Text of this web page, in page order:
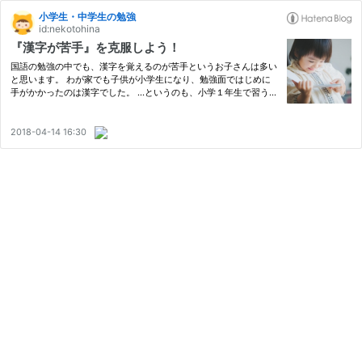
小学生・中学生の勉強
id:nekotohina
『漢字が苦手』を克服しよう！
国語の勉強の中でも、漢字を覚えるのが苦手というお子さんは多い
と思います。 わが家でも子供が小学生になり、勉強面ではじめに
手がかかったのは漢字でした。 …というのも、小学１年生で習う漢
生…
2018-04-14 16:30